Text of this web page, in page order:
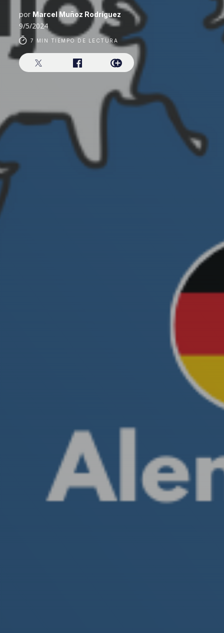
por Marcel Muñoz Rodríguez
9/5/2024
7 MIN TIEMPO DE LECTURA